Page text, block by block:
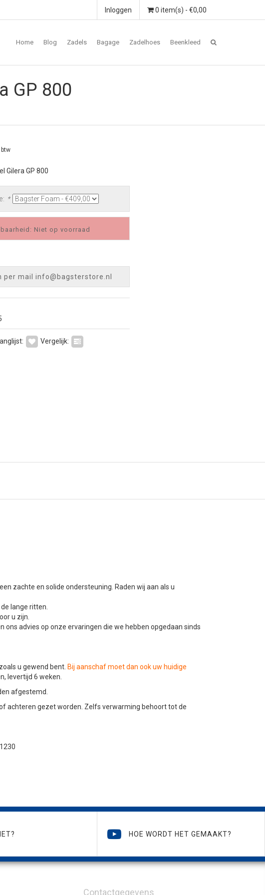
0 item(s) - €0,00
Inloggen
Home Blog Zadels Bagage Zadelhoes Beenkleed
GP 800
Gilera GP 800
*
Niet op voorraad
per mail info@bagsterstore.nl
Vergelijk:
zachte en solide ondersteuning. Raden wij aan als u
lange ritten.
u zijn.
advies op onze ervaringen die we hebben opgedaan sinds
u gewend bent. Bij aanschaf moet dan ook uw huidige
levertijd 6 weken.
afgestemd.
achteren gezet worden. Zelfs verwarming behoort tot de
HOE WORDT HET GEMAAKT?
Contactgegevens